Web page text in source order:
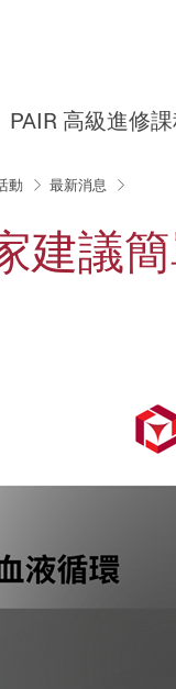
PAIR 高級進修
動 最新消息
議